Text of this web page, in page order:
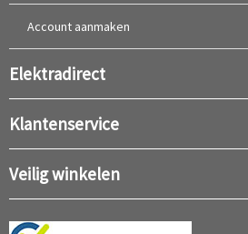
Account aanmaken
Elektradirect
Klantenservice
Veilig winkelen